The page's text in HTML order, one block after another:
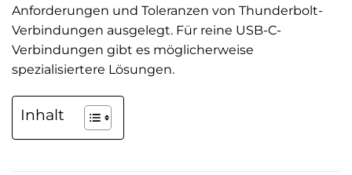
Anforderungen und Toleranzen von Thunderbolt-
Verbindungen ausgelegt. Für reine USB-C-
Verbindungen gibt es möglicherweise
spezialisiertere Lösungen.
Inhalt